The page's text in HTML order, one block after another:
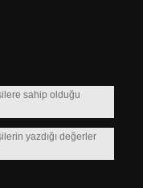
sahip olduğu
yazdığı değerler